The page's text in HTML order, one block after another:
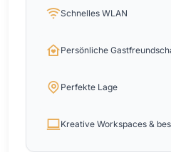
Schnelles WLAN
Persönliche
Perfekte Lage
Kreative Workspaces &